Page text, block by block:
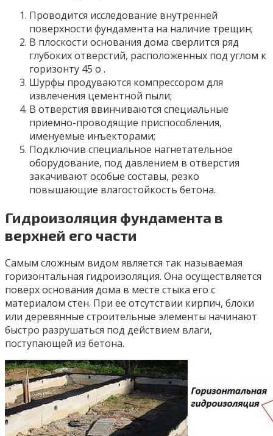
Проводится исследование внутренней
поверхности фундамента на наличие трещин;
В плоскости основания дома сверлится ряд
глубоких отверстий, расположенных под углом к
горизонту 45 о .
Шурфы продуваются компрессором для
извлечения цементной пыли;
В отверстия ввинчиваются специальные
приемно-проводящие приспособления,
именуемые инъекторами;
Подключив специальное нагнетательное
оборудование, под давлением в отверстия
закачивают особые составы, резко
повышающие влагостойкость бетона.
Гидроизоляция фундамента в
верхней его части
Самым сложным видом является так называемая
горизонтальная гидроизоляция. Она осуществляется
поверх основания дома в месте стыка его с
материалом стен. При ее отсутствии кирпич, блоки
или деревянные строительные элементы начинают
быстро разрушаться под действием влаги,
поступающей из бетона.